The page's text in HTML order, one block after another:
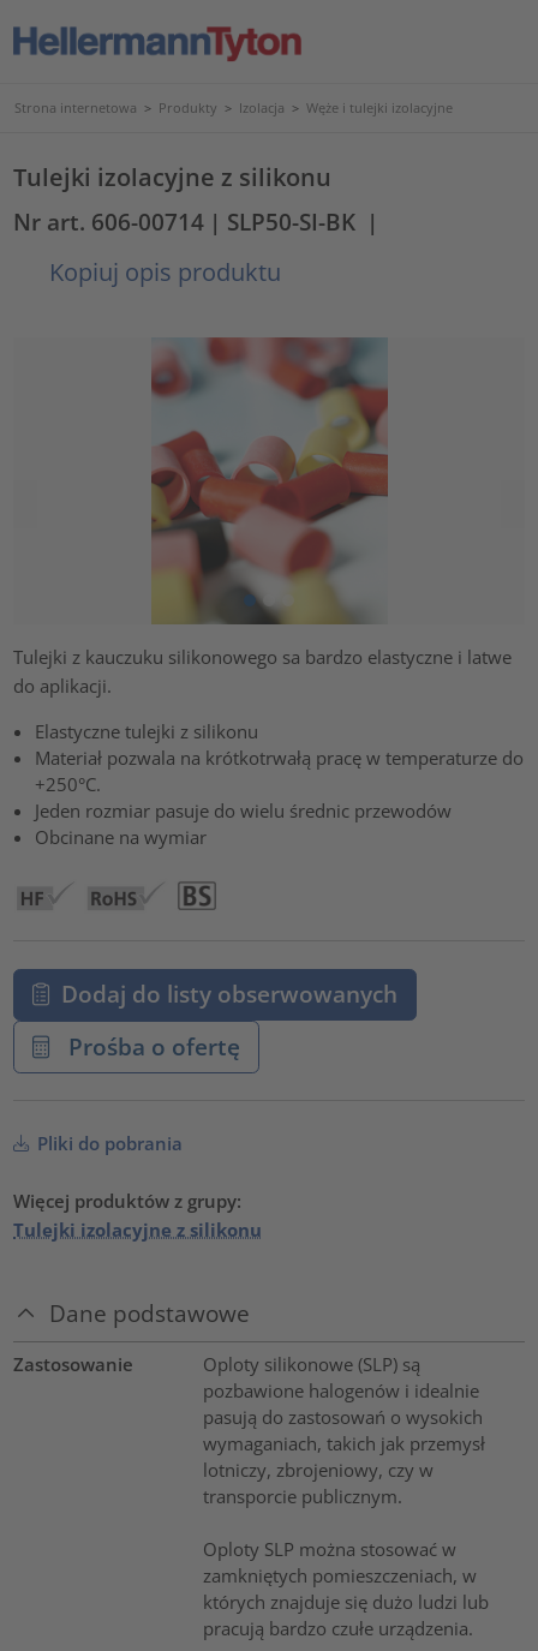
Strona internetowa > Produkty > Izolacja > Węże i tulejki izolacyjne
Tulejki izolacyjne z silikonu
Nr art. 606-00714 | SLP50-SI-BK |
Kopiuj opis produktu
Tulejki z kauczuku silikonowego sa bardzo elastyczne i latwe
do aplikacji.
Elastyczne tulejki z silikonu
Materiał pozwala na krótkotrwałą pracę w temperaturze do
+250°C.
Jeden rozmiar pasuje do wielu średnic przewodów
Obcinane na wymiar
Dodaj do listy obserwowanych
Prośba o ofertę
Pliki do pobrania
Więcej produktów z grupy:
Tulejki izolacyjne z silikonu
Dane podstawowe
Zastosowanie
Oploty silikonowe (SLP) są
pozbawione halogenów i idealnie
pasują do zastosowań o wysokich
wymaganiach, takich jak przemysł
lotniczy, zbrojeniowy, czy w
transporcie publicznym.
Oploty SLP można stosować w
zamkniętych pomieszczeniach, w
których znajduje się dużo ludzi lub
pracują bardzo czułe urządzenia.